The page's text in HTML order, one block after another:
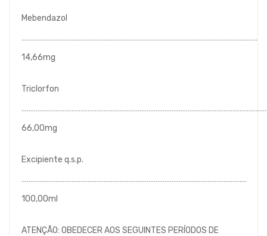
Mebendazol
……………………………………………………………………………………………………………………
14,66mg
Triclorfon
66,00mg
Excipiente q.s.p.
………………………………………………………………………………………………………………
100,00ml
ATENÇÃO: OBEDECER AOS SEGUINTES PERÍODOS DE